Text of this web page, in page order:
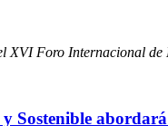
XVI Foro Internacional de
Sostenible